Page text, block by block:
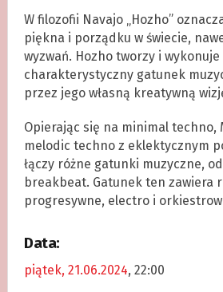
W filozofii Navajo „Hozho”
piękna i porządku w świecie,
wyzwań. Hozho tworzy i
charakterystyczny gatunek
przez jego własną kreatywną
Opierając się na minimal techno,
melodic techno z eklektycznym
łączy różne gatunki muzyczne,
breakbeat. Gatunek ten zawiera
progresywne, electro i
Data:
piątek, 21.06.2024, 22:00